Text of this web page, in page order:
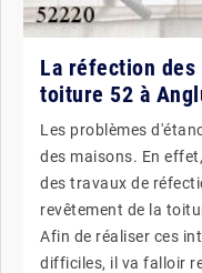
La réfection
toiture 52 à
Les problèmes
des maisons. En
des travaux de
revêtement de la
Afin de réaliser ces
difficiles, il va falloir